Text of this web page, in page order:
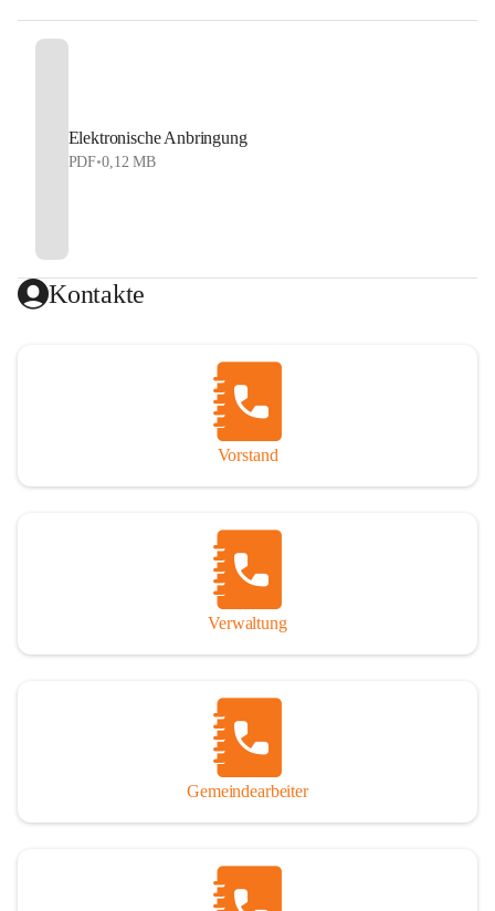
Elektronische Anbringung
PDF•0,12 MB
Kontakte
Vorstand
Verwaltung
Gemeindearbeiter